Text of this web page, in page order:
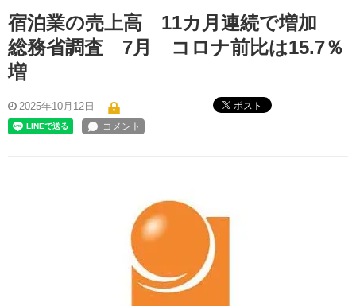
宿泊業の売上高 11カ月連続で増加
総務省調査 7月 コロナ前比は15.7％
増
2025年10月12日 ポスト